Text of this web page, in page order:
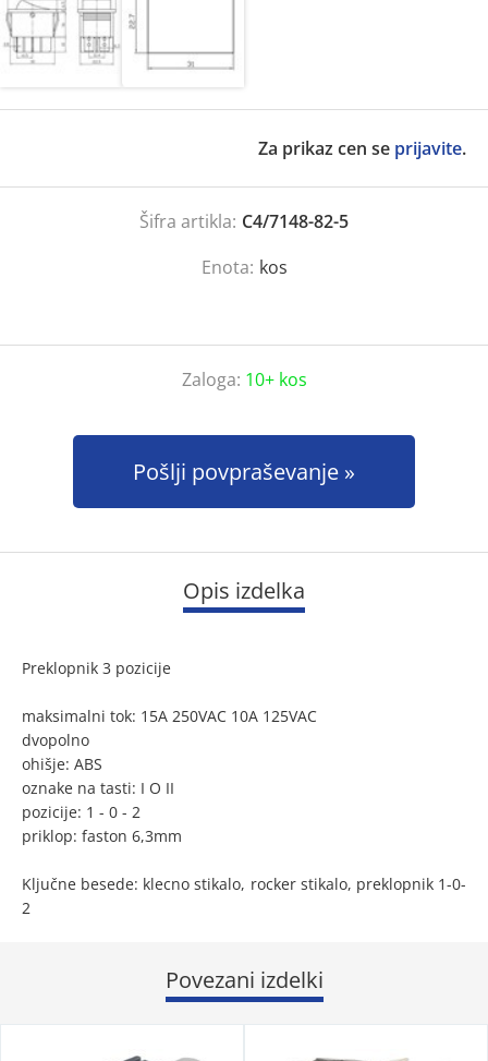
Za prikaz cen se prijavite.
Šifra artikla: C4/7148-82-5
Enota: kos
Zaloga: 10+ kos
Pošlji povpraševanje
Opis izdelka
Preklopnik 3 pozicije
maksimalni tok: 15A 250VAC 10A 125VAC
dvopolno
ohišje: ABS
oznake na tasti: I O II
pozicije: 1 - 0 - 2
priklop: faston 6,3mm
Ključne besede: klecno stikalo, rocker stikalo, preklopnik 1-0-
2
Povezani izdelki